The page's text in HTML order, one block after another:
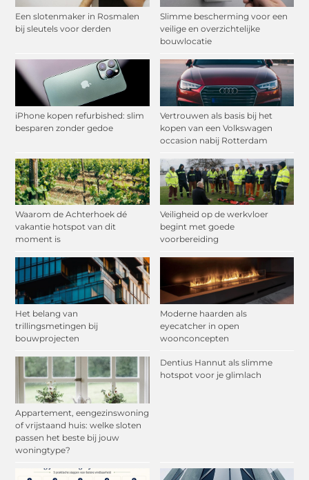
Een slotenmaker in Rosmalen
bij sleutels voor derden
Slimme bescherming voor een
veilige en overzichtelijke
bouwlocatie
iPhone kopen refurbished: slim
besparen zonder gedoe
Vertrouwen als basis bij het
kopen van een Volkswagen
occasion nabij Rotterdam
Waarom de Achterhoek dé
vakantie hotspot van dit
moment is
Veiligheid op de werkvloer
begint met goede
voorbereiding
Het belang van
trillingsmetingen bij
bouwprojecten
Moderne haarden als
eyecatcher in open
woonconcepten
Appartement, eengezinswoning
of vrijstaand huis: welke sloten
passen het beste bij jouw
woningtype?
Dentius Hannut als slimme
hotspot voor je glimlach